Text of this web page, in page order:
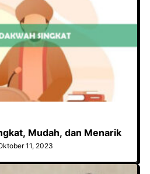
Mudah, dan Menarik
11, 2023